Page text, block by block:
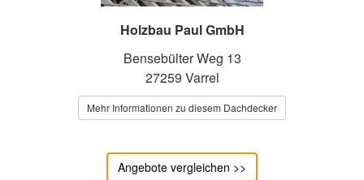
Holzbau Paul GmbH
Bensebülter Weg 13
27259 Varrel
Mehr Informationen zu diesem Dachdecker
Angebote vergleichen >>